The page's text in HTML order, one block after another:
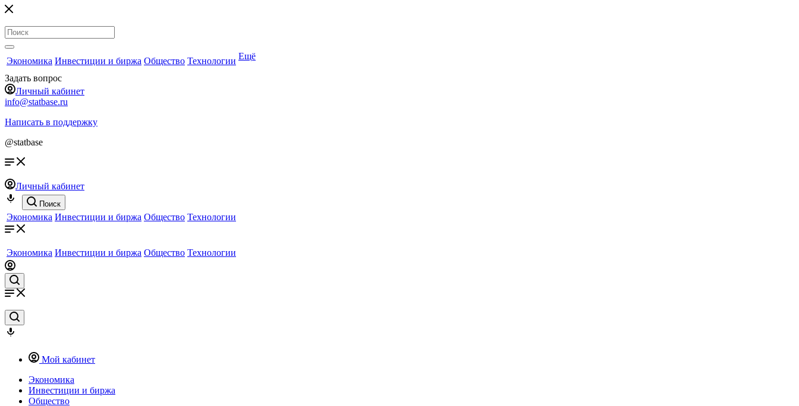
Экономика Инвестиции и биржа Общество Технологии Ещё
Задать вопрос
Личный кабинет
info@statbase.ru
Написать в поддержку
@statbase
Личный кабинет
Поиск
Экономика Инвестиции и биржа Общество Технологии
Экономика Инвестиции и биржа Общество Технологии
Мой кабинет
Экономика
Инвестиции и биржа
Общество